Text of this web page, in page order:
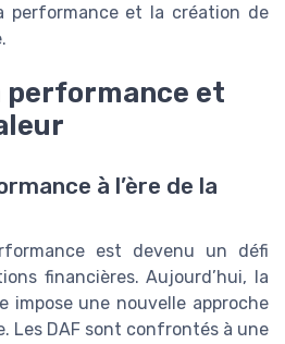
performance et la création de
performance et
à l’ère de la
est devenu un défi
financières. Aujourd’hui, la
impose une nouvelle approche
Les DAF sont confrontés à une